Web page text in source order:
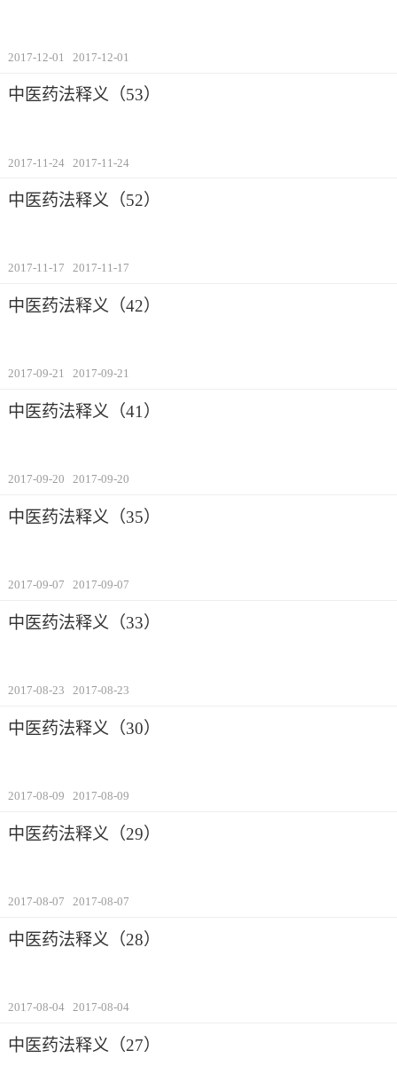
2017-12-01 2017-12-01
中医药法释义（53）
2017-11-24 2017-11-24
中医药法释义（52）
2017-11-17 2017-11-17
中医药法释义（42）
2017-09-21 2017-09-21
中医药法释义（41）
2017-09-20 2017-09-20
中医药法释义（35）
2017-09-07 2017-09-07
中医药法释义（33）
2017-08-23 2017-08-23
中医药法释义（30）
2017-08-09 2017-08-09
中医药法释义（29）
2017-08-07 2017-08-07
中医药法释义（28）
2017-08-04 2017-08-04
中医药法释义（27）